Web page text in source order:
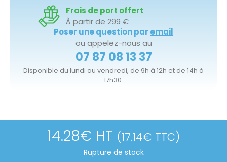
Frais de port offert
À partir de 299 €
Poser une question par email
ou appelez-nous au
07 87 08 13 37
Disponible du lundi au vendredi, de 9h à 12h et de 14h à
17h30.
14.28€ HT (17.14€ TTC)
Rupture de stock